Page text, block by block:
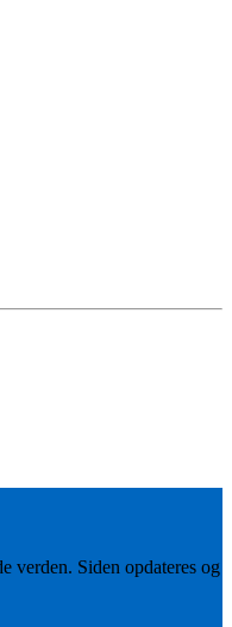
verden. Siden opdateres og